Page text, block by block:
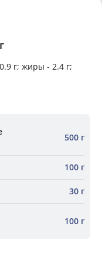
г; жиры - 2.4 г;
500 г
100 г
30 г
100 г